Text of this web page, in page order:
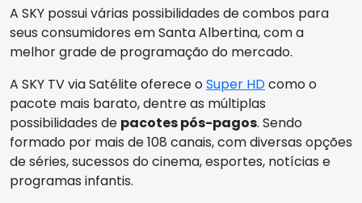
A SKY possui várias possibilidades de combos para
seus consumidores em Santa Albertina, com a
melhor grade de programação do mercado.
A SKY TV via Satélite oferece oSuper HDcomo o
pacote mais barato, dentre as múltiplas
possibilidades de pacotes pós-pagos. Sendo
formado por mais de 108 canais, com diversas opções
de séries, sucessos do cinema, esportes, notícias e
programas infantis.